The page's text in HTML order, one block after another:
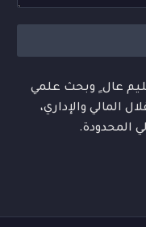
عال ٍ وبحث علمي
المالي والإداري،
المحدودة.